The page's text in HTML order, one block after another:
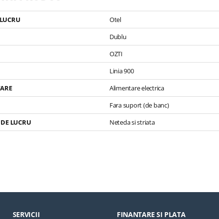
Kg
Independente
Greutate Echipament: 87 Kg
Certificat CE
Cazul
Greutate
Otel
Dublu
OZTI
Linia 900
Alimentare electrica
Fara suport (de banc)
LUCRU
Neteda si striata
SERVICII FINANTARE SI PLATA